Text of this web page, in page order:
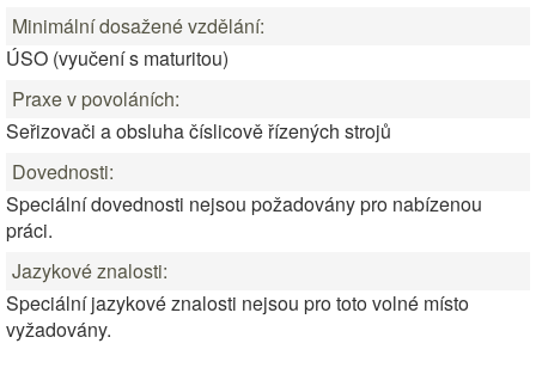
Minimální dosažené vzdělání:
ÚSO (vyučení s maturitou)
Praxe v povoláních:
Seřizovači a obsluha číslicově řízených strojů
Dovednosti:
Speciální dovednosti nejsou požadovány pro nabízenou
práci.
Jazykové znalosti:
Speciální jazykové znalosti nejsou pro toto volné místo
vyžadovány.